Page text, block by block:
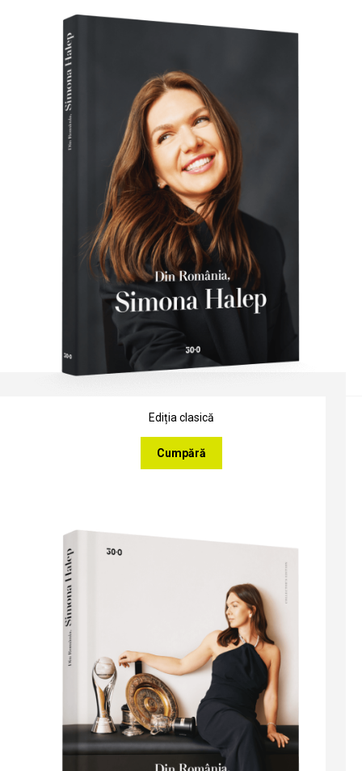
Ediția clasică
Cumpără